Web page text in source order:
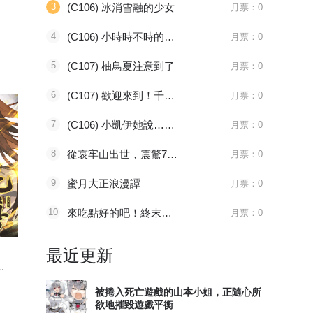
鸭！
天官赐福
八百年前，谢怜是金枝...
3 (C106) 冰消雪融的少女 月票：0
4 (C106) 小時時不時的時候3 ~命運的四方會談~ 月票：0
5 (C107) 柚鳥夏注意到了 月票：0
6 (C107) 歡迎來到！千年幼兒園 月票：0
7 (C106) 小凱伊她說…想要玩遊戲!? 千年學園冒險篇! 月票：0
8 從哀牢山出世，震驚749局 月票：0
9 蜜月大正浪漫譚 月票：0
10 來吃點好的吧！終末菜單 月票：0
最近更新
被捲入死亡遊戲的山本小姐，正隨心所
欲地摧毀遊戲平衡